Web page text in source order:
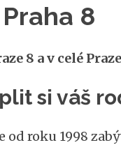
8
8 a v celé
si váš
od roku 1998